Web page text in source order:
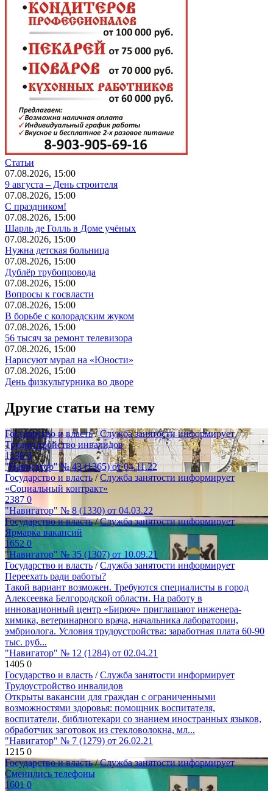
Статьи
07.08.2026, 15:00
9 августа – День строителя
07.08.2026, 15:00
С праздником!
07.08.2026, 15:00
Шарль де Голль в Доме учёных
07.08.2026, 15:00
Нужна детская больница
07.08.2026, 15:00
Дублёр трубопровода
07.08.2026, 15:00
Вопросы к госвласти
07.08.2026, 15:00
В борьбе с колорадским жуком
07.08.2026, 15:00
56 тысяч за ремонт телевизора
07.08.2026, 15:00
Нарисуют мурал на «Юности»
07.08.2026, 15:00
День физкультурника во дворе
Другие статьи на тему
Государство и власть/Служба занятости информирует
Трудоустройство инвалидов
12360
"Навигатор" № 43 (1365) от 04.11.22
Государство и власть /Служба занятости информирует
«Социальный контракт»
2387 0
"Навигатор" № 8 (1330) от 04.03.22
Государство и власть/Служба занятости информирует
Ярмарка вакансий
1652 0
"Навигатор" № 35 (1307) от 10.09.21
Государство и власть /Служба занятости информирует
Переехать ради работы?
Такой вариант возможен. Требуются специалисты в город
Алексеевка Белгородской области. На работу в
инновационный центр «Бирюч» приглашают инженера-
химика, ветеринарного врача, начальника лаборатории,
эмбриолога. Условия трудоустройства: заработная плата 60-90
тыс. руб...
"Навигатор" № 12 (1284) от 02.04.21
1405 0
Государство и власть /Служба занятости информирует
Трудоустройство инвалидов
Открыты вакансии для граждан с ограниченными
возможностями здоровья: помощник воспитателя,
воспитатели, библиотекари со знанием иностранных языков,
обработчик заготовок из стекловолокна, мл...
"Навигатор" № 7 (1279) от 26.02.21
1215 0
Государство и власть/Служба занятости информирует
Сменились телефоны
1601 0